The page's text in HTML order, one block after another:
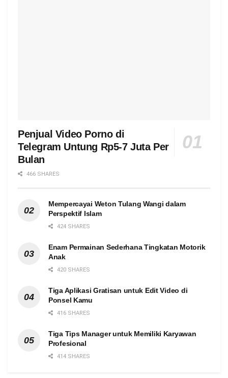
Penjual Video Porno di
Telegram Untung Rp5-7 Juta Per
Bulan
466 SHARES
Mempercayai Weton Tulang Wangi dalam
Perspektif Islam
424 SHARES
Enam Permainan Sederhana Tingkatan Motorik
Anak
420 SHARES
Tiga Aplikasi Gratisan untuk Edit Video di
Ponsel Kamu
416 SHARES
Tiga Tips Manager untuk Memiliki Karyawan
Profesional
414 SHARES